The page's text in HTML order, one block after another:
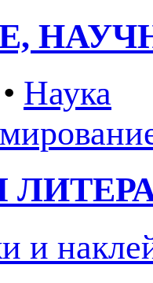
• Наука
и